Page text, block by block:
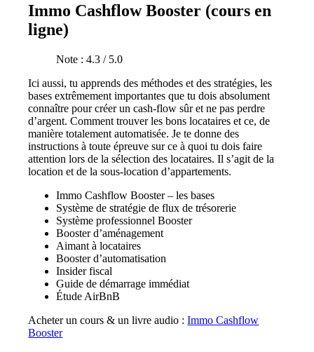
Immo Cashflow Booster (cours en
ligne)
Note : 4.3 / 5.0
Ici aussi, tu apprends des méthodes et des stratégies, les
bases extrêmement importantes que tu dois absolument
connaître pour créer un cash-flow sûr et ne pas perdre
d’argent. Comment trouver les bons locataires et ce, de
manière totalement automatisée. Je te donne des
instructions à toute épreuve sur ce à quoi tu dois faire
attention lors de la sélection des locataires. Il s’agit de la
location et de la sous-location d’appartements.
Immo Cashflow Booster – les bases
Système de stratégie de flux de trésorerie
Système professionnel Booster
Booster d’aménagement
Aimant à locataires
Booster d’automatisation
Insider fiscal
Guide de démarrage immédiat
Étude AirBnB
Acheter un cours & un livre audio :Immo Cashflow
Booster